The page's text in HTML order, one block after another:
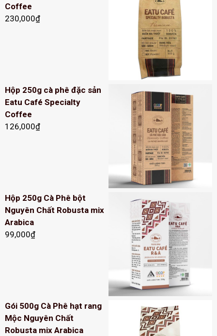
Coffee
230,000₫
Hộp 250g cà phê đặc sản
Eatu Café Specialty
Coffee
126,000₫
Hộp 250g Cà Phê bột
Nguyên Chất Robusta mix
Arabica
99,000₫
Gói 500g Cà Phê hạt rang
Mộc Nguyên Chất
Robusta mix Arabica